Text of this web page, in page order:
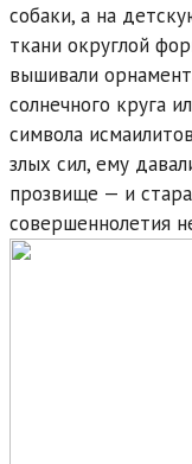
собаки, а на
ткани округлой
вышивали
солнечного круга
символа
злых сил, ему
прозвище — и
совершеннолетия